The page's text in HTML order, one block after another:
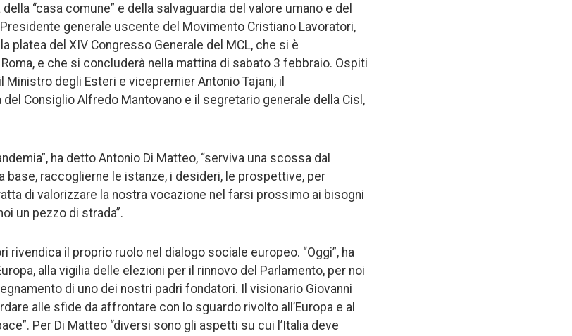
“casa comune” e della salvaguardia del valore umano e del
Presidente generale uscente del Movimento Cristiano Lavoratori,
platea del XIV Congresso Generale del MCL, che si è
e che si concluderà nella mattina di sabato 3 febbraio. Ospiti
Ministro degli Esteri e vicepremier Antonio Tajani, il
Consiglio Alfredo Mantovano e il segretario generale della Cisl,
ha detto Antonio Di Matteo, “serviva una scossa dal
base, raccoglierne le istanze, i desideri, le prospettive, per
di valorizzare la nostra vocazione nel farsi prossimo ai bisogni
un pezzo di strada”.
rivendica il proprio ruolo nel dialogo sociale europeo. “Oggi”, ha
alla vigilia delle elezioni per il rinnovo del Parlamento, per noi
di uno dei nostri padri fondatori. Il visionario Giovanni
alle sfide da affrontare con lo sguardo rivolto all’Europa e al
Per Di Matteo “diversi sono gli aspetti su cui l’Italia deve